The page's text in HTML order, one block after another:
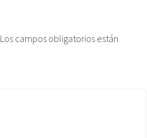
Los campos obligatorios están